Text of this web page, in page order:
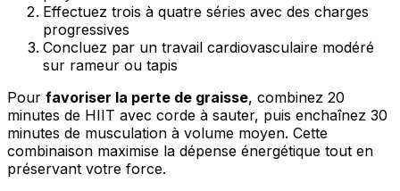
Effectuez trois à quatre séries avec des charges
progressives
Concluez par un travail cardiovasculaire modéré
sur rameur ou tapis
Pour favoriser la perte de graisse, combinez 20
minutes de HIIT avec corde à sauter, puis enchaînez 30
minutes de musculation à volume moyen. Cette
combinaison maximise la dépense énergétique tout en
préservant votre force.